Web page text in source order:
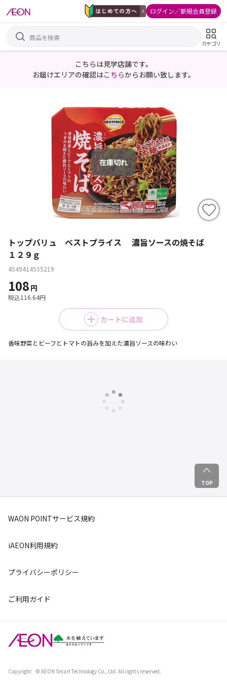
ログイン／新規会員登録
カテゴリ
こちらは見学店舗です。
お届けエリアの確認はこちらからお願い致します。
在庫切れ
トップバリュ ベストプライス 濃旨ソースの焼そば
１２９ｇ
4549414555219
108 円
税込116.64円
カートに追加
香味野菜とビーフとトマトの旨みを加えた濃旨ソースの味わい
TOP
WAON POINTサービス規約
iAEON利用規約
プライバシーポリシー
ご利用ガイド
Copyright © AEON Smart Technology Co., Ltd. All rights reserved.